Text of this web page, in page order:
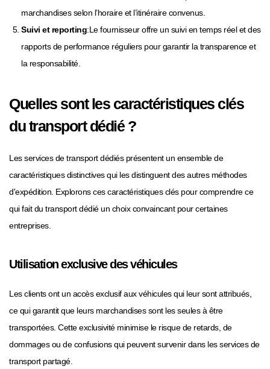
marchandises selon l’horaire et l’itinéraire convenus.
Suivi et reporting:Le fournisseur offre un suivi en temps réel et des
rapports de performance réguliers pour garantir la transparence et
la responsabilité.
Quelles sont les caractéristiques clés
du transport dédié ?
Les services de transport dédiés présentent un ensemble de
caractéristiques distinctives qui les distinguent des autres méthodes
d'expédition. Explorons ces caractéristiques clés pour comprendre ce
qui fait du transport dédié un choix convaincant pour certaines
entreprises.
Utilisation exclusive des véhicules
Les clients ont un accès exclusif aux véhicules qui leur sont attribués,
ce qui garantit que leurs marchandises sont les seules à être
transportées. Cette exclusivité minimise le risque de retards, de
dommages ou de confusions qui peuvent survenir dans les services de
transport partagé.